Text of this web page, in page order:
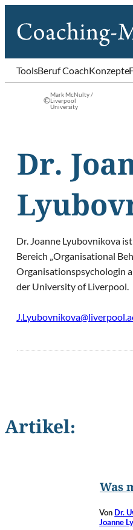
ToolsBeruf CoachKonzepte
©
Mark McNulty /
Liverpool
University
Dr.
Dr. Joanne Lyubovnikova
Bereich „Organisational
Organisationspsychologin
der University of Liverpool.
Artikel:
Was
Von Dr.
Joanne